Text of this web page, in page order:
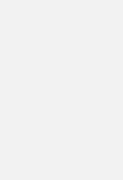
exemple, peindre
est-elle moins
concept d’unité
(métrique) des
une surface de 1
l’eau qui peut
s’avérer moins «
souvent qu’une